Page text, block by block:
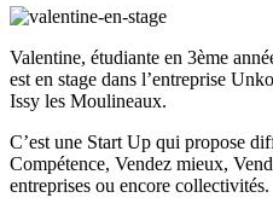
Valentine, étudiante en 3ème
est en stage dans l’entreprise
Issy les Moulineaux.
C’est une Start Up qui propose
Compétence, Vendez mieux,
entreprises ou encore collectivités.